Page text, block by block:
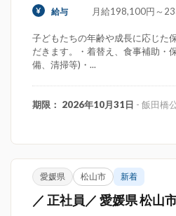
給与 月給198,100円～
子どもたちの年齢や成長に応じた
だきます。・着替え、食事補助・
備、清掃等)・...
期限： 2026年10月31日 - 飯田橋
愛媛県 松山市 新着
／ 正社員／ 愛媛県 松山